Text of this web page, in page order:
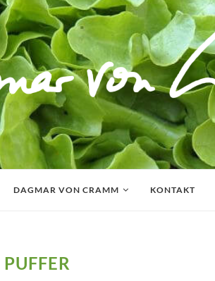
DAGMAR VON CRAMM KONTAKT
PUFFER